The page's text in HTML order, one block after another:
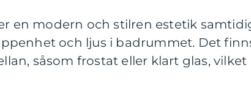
en modern och stilren estetik
och ljus i badrummet. Det
såsom frostat eller klart glas, vilket